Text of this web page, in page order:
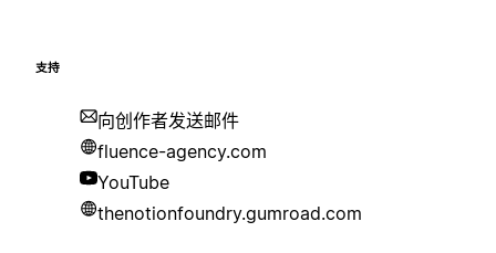
支持
向创作者发送邮件
fluence-agency.com
YouTube
thenotionfoundry.gumroad.com